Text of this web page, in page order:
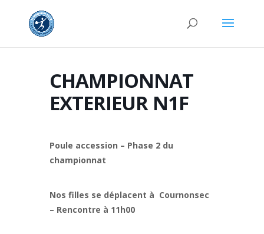
CHAMPIONNAT
EXTERIEUR N1F
Poule accession – Phase 2 du
championnat
Nos filles se déplacent à Cournonsec
– Rencontre à 11h00